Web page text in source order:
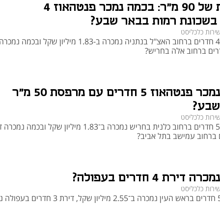
וחסרונות
רכישת פנטהאוז להשקעה יכולה להניב תשואה גבוהה, במיוחד באזורים מתפתחים או
מרפסת של 90 מ"ר: בכמה נמכר פנטהאוז 4
בשכונת רמות בבאר שבע?
כלכליסט
וגם: דירת 4 חדרים ברחוב האצ"ל בנתניה נמכרה ב-1.83 מיליון שקל ובכמה נמכרה
בכמה נמכר פנטהאוז 5 חדרים עם מרפסת 50 מ"ר
כלכליסט
וגם: דירת 5 חדרים ברחוב כלנית בחריש נמכרה ב־1.83 מיליון שקל
4 חדרים בעפולה?
כלכליסט
וגם דירת 5 חדרים בראש העין נמכרה ב־2.55 מיליון שקל,